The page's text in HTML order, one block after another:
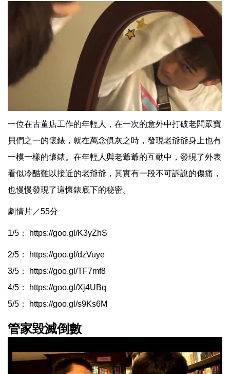
一位在古董店工作的年輕人，在一次的意外中打破老闆眾寶
貝們之一的懷錶，就在萬念俱灰之時，發現老爺爺身上也有
一模一樣的懷錶。在年輕人與老爺爺的互動中，發現了外表
看似冷酷難以接近的老爺爺，其實有一段不可訴說的傷痛，
也慢慢發現了這懷錶底下的秘密。
劇情片／55分
1/5： https://goo.gl/K3yZhS
2/5：
https://goo.gl/dzVuye
3/5：
https://goo.gl/TF7mf8
4/5：
https://goo.gl/Xj4UBq
5/5：
https://goo.gl/s9Ks6M
管家毀滅倒數